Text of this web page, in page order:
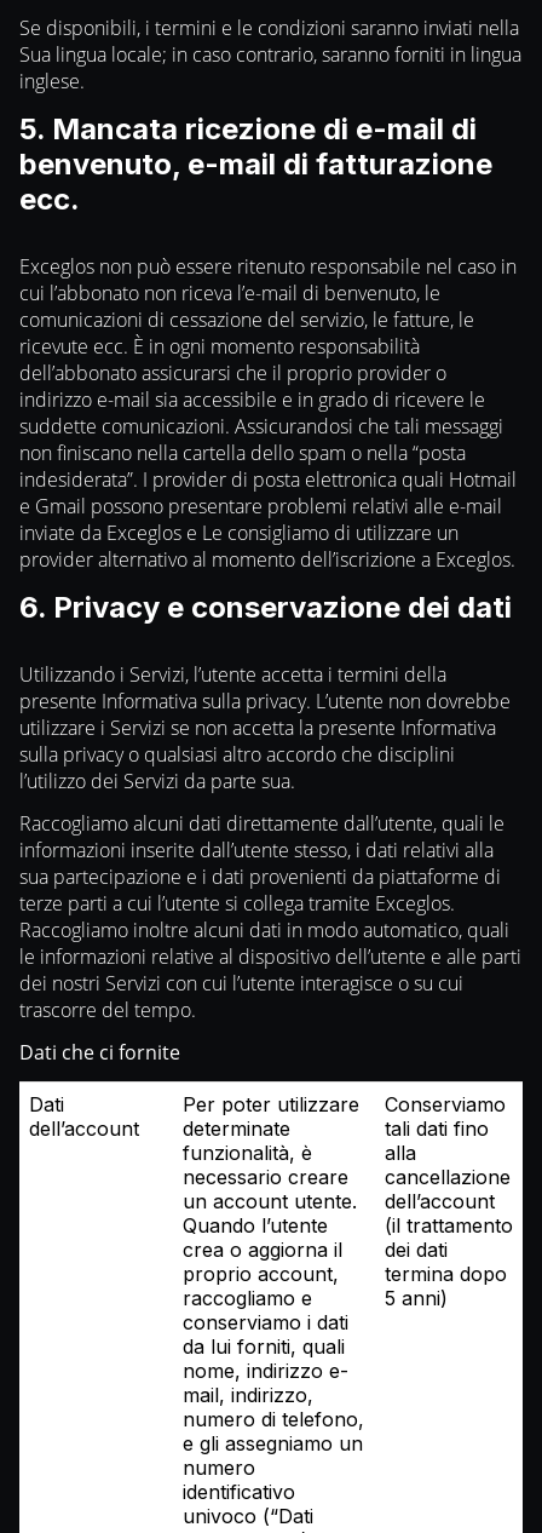
Se disponibili, i termini e le condizioni saranno inviati nella
Sua lingua locale; in caso contrario, saranno forniti in lingua
inglese.
5. Mancata ricezione di e-mail di
benvenuto, e-mail di fatturazione
ecc.
Exceglos non può essere ritenuto responsabile nel caso in
cui l’abbonato non riceva l’e-mail di benvenuto, le
comunicazioni di cessazione del servizio, le fatture, le
ricevute ecc. È in ogni momento responsabilità
dell’abbonato assicurarsi che il proprio provider o
indirizzo e-mail sia accessibile e in grado di ricevere le
suddette comunicazioni. Assicurandosi che tali messaggi
non finiscano nella cartella dello spam o nella “posta
indesiderata”. I provider di posta elettronica quali Hotmail
e Gmail possono presentare problemi relativi alle e-mail
inviate da Exceglos e Le consigliamo di utilizzare un
provider alternativo al momento dell’iscrizione a Exceglos.
6. Privacy e conservazione dei dati
Utilizzando i Servizi, l’utente accetta i termini della
presente Informativa sulla privacy. L’utente non dovrebbe
utilizzare i Servizi se non accetta la presente Informativa
sulla privacy o qualsiasi altro accordo che disciplini
l’utilizzo dei Servizi da parte sua.
Raccogliamo alcuni dati direttamente dall’utente, quali le
informazioni inserite dall’utente stesso, i dati relativi alla
sua partecipazione e i dati provenienti da piattaforme di
terze parti a cui l’utente si collega tramite Exceglos.
Raccogliamo inoltre alcuni dati in modo automatico, quali
le informazioni relative al dispositivo dell’utente e alle parti
dei nostri Servizi con cui l’utente interagisce o su cui
trascorre del tempo.
Dati che ci fornite
Dati
dell’account
Per poter utilizzare
determinate
funzionalità, è
necessario creare
un account utente.
Quando l’utente
crea o aggiorna il
proprio account,
raccogliamo e
conserviamo i dati
da lui forniti, quali
nome, indirizzo e-
mail, indirizzo,
numero di telefono,
e gli assegniamo un
numero
identificativo
univoco (“Dati
Conserviamo
tali dati fino
alla
cancellazione
dell’account
(il trattamento
dei dati
termina dopo
5 anni)